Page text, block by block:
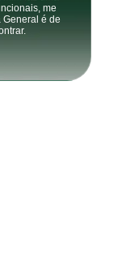
me
General é de